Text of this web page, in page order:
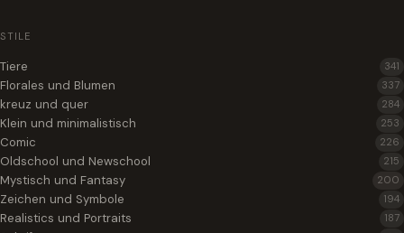
STILE
Tiere 341
Florales und Blumen 337
kreuz und quer 284
Klein und minimalistisch 253
Comic 226
Oldschool und Newschool 215
Mystisch und Fantasy 200
Zeichen und Symbole 194
Realistics und Portraits 187